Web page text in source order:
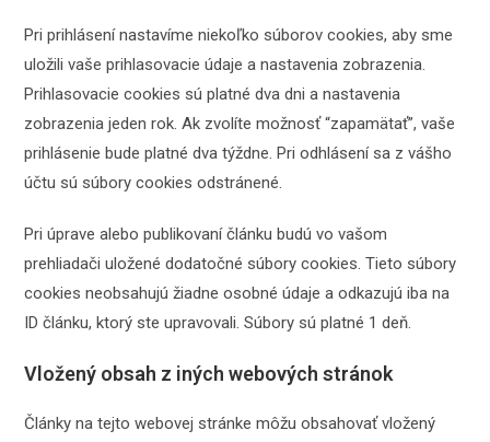
Pri prihlásení nastavíme niekoľko súborov cookies, aby sme
uložili vaše prihlasovacie údaje a nastavenia zobrazenia.
Prihlasovacie cookies sú platné dva dni a nastavenia
zobrazenia jeden rok. Ak zvolíte možnosť “zapamätať”, vaše
prihlásenie bude platné dva týždne. Pri odhlásení sa z vášho
účtu sú súbory cookies odstránené.
Pri úprave alebo publikovaní článku budú vo vašom
prehliadači uložené dodatočné súbory cookies. Tieto súbory
cookies neobsahujú žiadne osobné údaje a odkazujú iba na
ID článku, ktorý ste upravovali. Súbory sú platné 1 deň.
Vložený obsah z iných webových stránok
Články na tejto webovej stránke môžu obsahovať vložený